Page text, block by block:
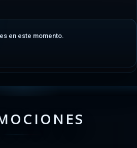
en este momento.